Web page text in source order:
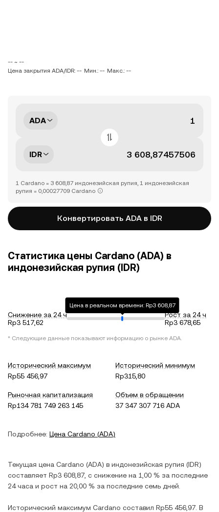
-- ~ --
Цена закрытия ADA/IDR: -- Мин.: -- Макс.: --
ADA
IDR
1 Cardano = 3 608,87 индонезийская рупия, 1 индонезийская
рупия = 0,00027709 Cardano
Конвертировать ADA в IDR
Статистика цены Cardano (ADA) в
индонезийская рупия (IDR)
Снижение за 24 ч
Rp3 517,62
Цена в реальном времени: Rp3 608,87
Рост за 24 ч
Rp3 678,65
* Следующие данные показывают информацию о рынке ADA.
Исторический максимум
Rp55 456,97
Исторический минимум
Rp315,80
Рыночная капитализация
Rp134 781 749 263 145
Объем в обращении
37 347 307 716 ADA
Подробнее: Цена Cardano (ADA)
Текущая цена Cardano (ADA) в индонезийская рупия (IDR)
составляет Rp3 608,87 , c снижение на 1,00 % за последние
24 часа и рост на 20,00 % за последние семь дней.
Исторический максимум Cardano составил Rp55 456,97 . В